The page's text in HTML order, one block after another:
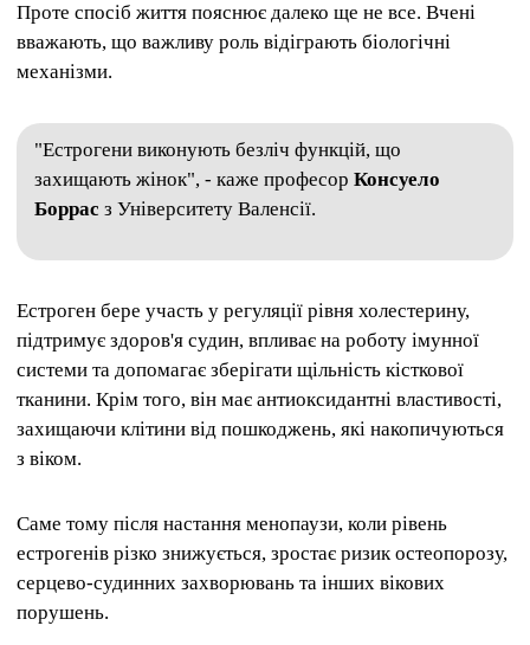
Проте спосіб життя пояснює далеко ще не все. Вчені
вважають, що важливу роль відіграють біологічні
механізми.
"Естрогени виконують безліч функцій, що
захищають жінок", - каже професор Консуело
Боррас з Університету Валенсії.
Естроген бере участь у регуляції рівня холестерину,
підтримує здоров'я судин, впливає на роботу імунної
системи та допомагає зберігати щільність кісткової
тканини. Крім того, він має антиоксидантні властивості,
захищаючи клітини від пошкоджень, які накопичуються
з віком.
Саме тому після настання менопаузи, коли рівень
естрогенів різко знижується, зростає ризик остеопорозу,
серцево-судинних захворювань та інших вікових
порушень.